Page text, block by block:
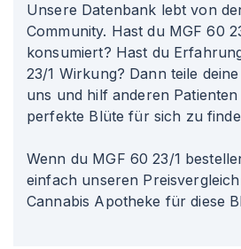
Unsere Datenbank lebt von
Community. Hast du MGF 60
konsumiert? Hast du
23/1 Wirkung? Dann teile
uns und hilf anderen
perfekte Blüte für sich zu
Wenn du MGF 60 23/1
einfach unseren
Cannabis Apotheke für diese